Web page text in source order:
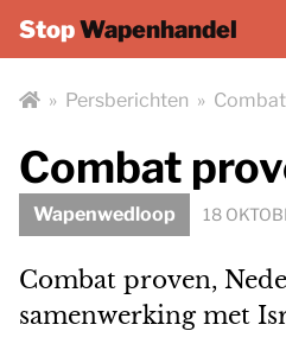
StopWapenhandel
» Persberichten »
Combat
Wapenwedloop 18
Combat proven,
samenwerking met